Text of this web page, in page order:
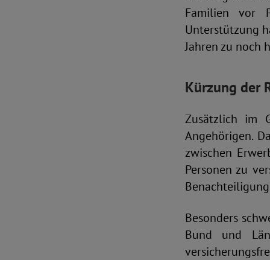
Familien vor
Unterstützung
Jahren zu noch
Kürzung der
Zusätzlich im
Angehörigen.
zwischen
Personen zu
Besonders
Bund und